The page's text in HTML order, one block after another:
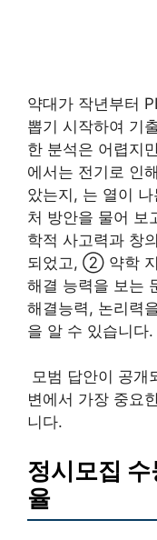
약대가 작년부터
뽑기 시작하여 기
한 분석은 어렵지
에서는 전기로 인
았는지, 는 열이
처 방안을 물어
학적 사고력과 창
되었고, ② 약학 지
해결 능력을 보는
해결능력, 논리력
을 알 수 있습니다.
모범 답안이 공
변에서 가장 중요
니다.
정시모집
율